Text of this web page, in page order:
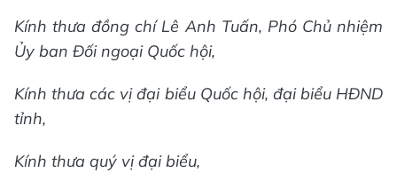
Kính thưa đồng chí Lê Anh Tuấn, Phó Chủ nhiệm
Ủy ban Đối ngoại Quốc hội,
Kính thưa các vị đại biểu Quốc hội, đại biểu HĐND
tỉnh,
Kính thưa quý vị đại biểu,